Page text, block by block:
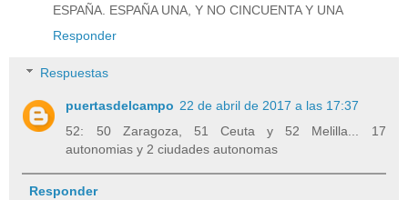
ESPAÑA. ESPAÑA UNA, Y NO CINCUENTA Y UNA
Responder
Respuestas
puertasdelcampo 22 de abril de 2017 a las 17:37
52: 50 Zaragoza, 51 Ceuta y 52 Melilla... 17
autonomias y 2 ciudades autonomas
Responder